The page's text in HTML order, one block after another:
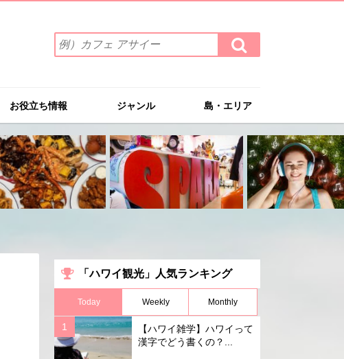
索
ワ
を
入
力
(例）
カ
フ
ェ
イ
ー
検
索
す
お役立ち情報 ジャンル 島・エリア
「ハワイ観光」人気ランキング
Today Weekly Monthly
【ハワイ雑学】ハワイって
漢字でどう書くの？...